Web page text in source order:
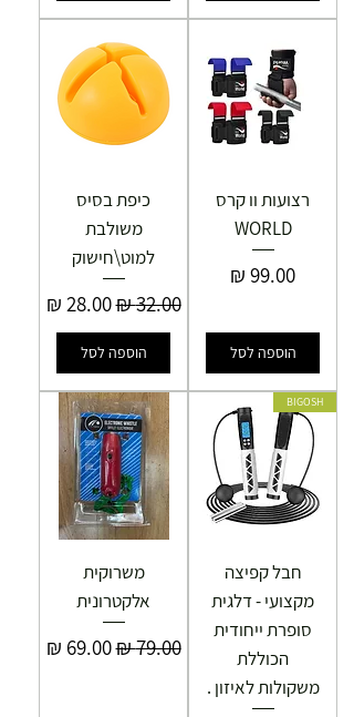
רצועות וו קרס
WORLD
מחיר
הוספה לסל
כיפת בסיס
משולבת
למוט\חישוק
מחיר רגיל‏32.00 ‏₪ מחיר מבצע‏28.00 ‏₪
הוספה לסל
BIGOSH
חבל קפיצה
מקצועי - דלגית
סופרת ייחודית
הכוללת
משקולות לאיזון .
משרוקית
אלקטרונית
מחיר רגיל‏79.00 ‏₪ מחיר מבצע‏69.00 ‏₪